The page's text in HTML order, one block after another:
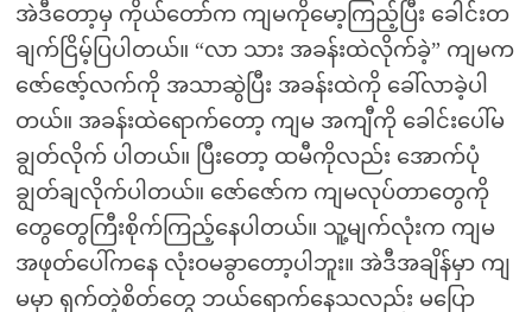
အဲဒီတော့မှ ကိုယ်တော်က ကျမကိုမော့ကြည့်ပြီး ခေါင်းတ
ချက်ငြိမ့်ပြပါတယ်။ “လာ သား အခန်းထဲလိုက်ခဲ့” ကျမက
ဇော်ဇော့်လက်ကို အသာဆွဲပြီး အခန်းထဲကို ခေါ်လာခဲ့ပါ
တယ်။ အခန်းထဲရောက်တော့ ကျမ အကျီကို ခေါင်းပေါ်မ
ချွတ်လိုက် ပါတယ်။ ပြီးတော့ ထမီကိုလည်း အောက်ပုံ
ချွတ်ချလိုက်ပါတယ်။ ဇော်ဇော်က ကျမလုပ်တာတွေကို
တွေတွေကြီးစိုက်ကြည့်နေပါတယ်။ သူ့မျက်လုံးက ကျမ
အဖုတ်ပေါ်ကနေ လုံးဝမခွာတော့ပါဘူး။ အဲဒီအချိန်မှာ ကျ
မမှာ ရှက်တဲ့စိတ်တွေ ဘယ်ရောက်နေသလည်း မပြော